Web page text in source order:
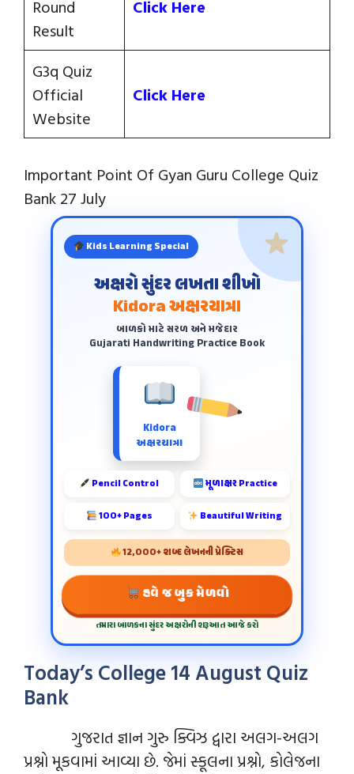
Round
Result
Click Here
G3q Quiz
Official
Website
Click Here
Important Point Of Gyan Guru College Quiz
Bank 27 July
Kids Learning Special
અક્ષરો સુંદર લખતા શીખો
Kidora અક્ષરયાત્રા
બાળકો માટે સરળ અને મજેદાર
Gujarati Handwriting Practice Book
Kidora
અક્ષરયાત્રા
Pencil Control મૂળાક્ષર Practice
100+ Pages Beautiful Writing
12,000+ શબ્દ લેખનની પ્રેક્ટિસ
હવે જ બુક મેળવો
તમારા બાળકના સુંદર અક્ષરોની શરૂઆત આજે કરો
Today’s College 14 August Quiz
Bank
ગુજરાત જ્ઞાન ગુરુ ક્વિઝ દ્વારા અલગ-અલગ
પ્રશ્નો મૂકવામાં આવ્યા છે. જેમાં સ્કૂલના પ્રશ્નો, કોલેજના